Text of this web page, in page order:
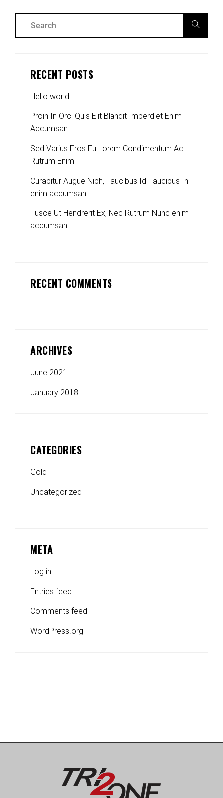
RECENT POSTS
Hello world!
Proin In Orci Quis Elit Blandit Imperdiet Enim
Accumsan
Sed Varius Eros Eu Lorem Condimentum Ac
Rutrum Enim
Curabitur Augue Nibh, Faucibus Id Faucibus In
enim accumsan
Fusce Ut Hendrerit Ex, Nec Rutrum Nunc enim
accumsan
RECENT COMMENTS
ARCHIVES
June 2021
January 2018
CATEGORIES
Gold
Uncategorized
META
Log in
Entries feed
Comments feed
WordPress.org